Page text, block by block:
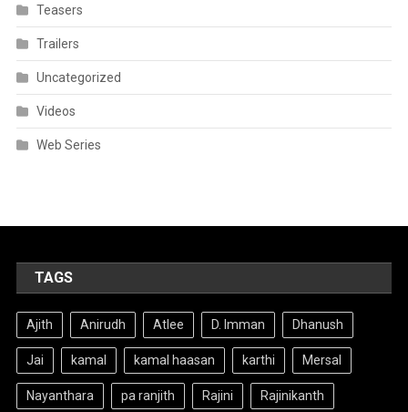
Teasers
Trailers
Uncategorized
Videos
Web Series
TAGS
Ajith Anirudh Atlee D. Imman Dhanush
Jai kamal kamal haasan karthi Mersal
Nayanthara pa ranjith Rajini Rajinikanth